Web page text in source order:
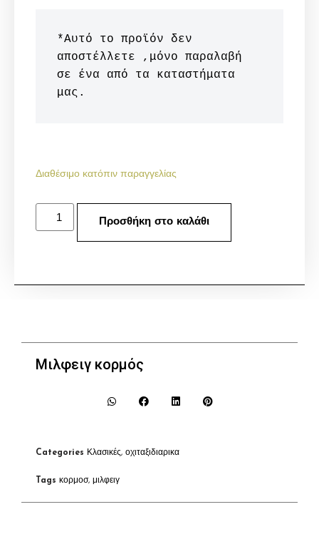
*Αυτό το προϊόν δεν
αποστέλλετε ,μόνο παραλαβή
σε ένα από τα καταστήματα
μας.
Διαθέσιμο κατόπιν παραγγελίας
Προσθήκη στο καλάθι
Μιλφειγ κορμός
Categories Κλασικές, οχιταξιδιαρικα
Tags κορμοσ, μιλφειγ